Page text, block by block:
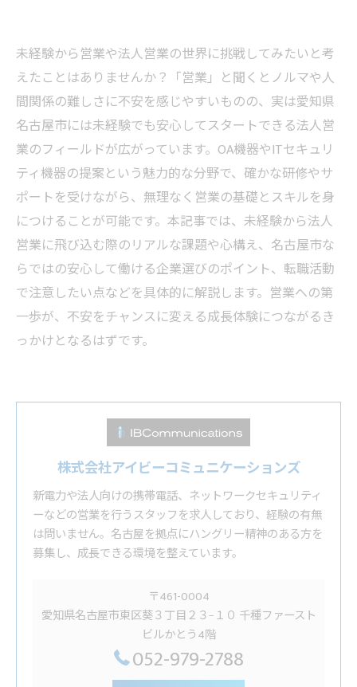
未経験から営業や法人営業の世界に挑戦してみたいと考
えたことはありませんか？「営業」と聞くとノルマや人
間関係の難しさに不安を感じやすいものの、実は愛知県
名古屋市には未経験でも安心してスタートできる法人営
業のフィールドが広がっています。OA機器やITセキュリ
ティ機器の提案という魅力的な分野で、確かな研修やサ
ポートを受けながら、無理なく営業の基礎とスキルを身
につけることが可能です。本記事では、未経験から法人
営業に飛び込む際のリアルな課題や心構え、名古屋市な
らではの安心して働ける企業選びのポイント、転職活動
で注意したい点などを具体的に解説します。営業への第
一歩が、不安をチャンスに変える成長体験につながるき
っかけとなるはずです。
株式会社アイビーコミュニケーションズ
新電力や法人向けの携帯電話、ネットワークセキュリティ
ーなどの営業を行うスタッフを求人しており、経験の有無
は問いません。名古屋を拠点にハングリー精神のある方を
募集し、成長できる環境を整えています。
〒461-0004
愛知県名古屋市東区葵３丁目２３−１０ 千種ファースト
ビルかとう4階
052-979-2788